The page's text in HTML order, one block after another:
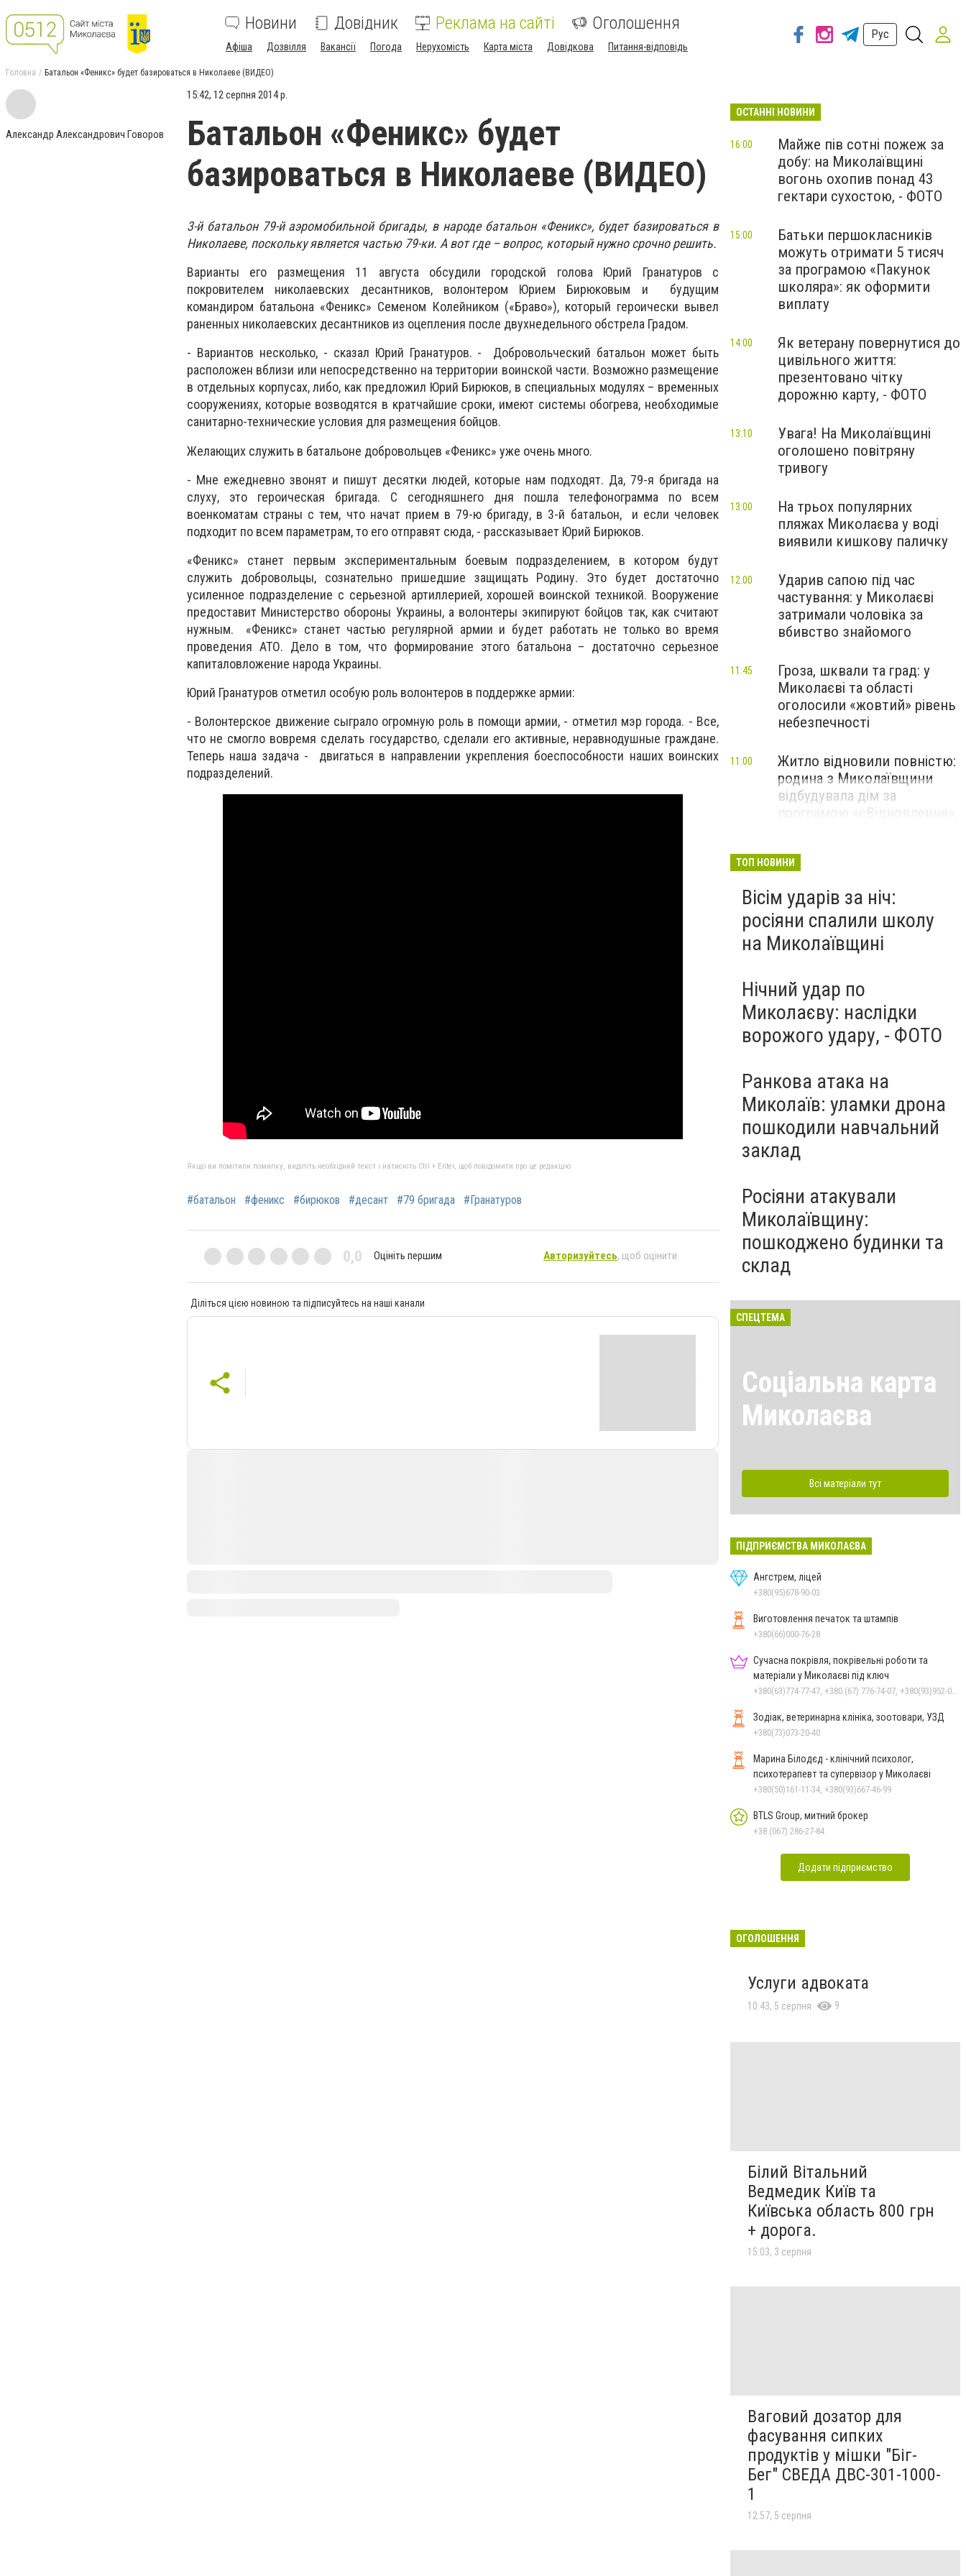
Новини Довідник Реклама на сайті Оголошення
Афіша Дозвілля Вакансії Погода Нерухомість Карта міста Довідкова Питання-відповідь
Рус
Головна Батальон «Феникс» будет базироваться в Николаеве (ВИДЕО)
Александр Александрович Говоров
15:42, 12 серпня 2014 р.
Батальон «Феникс» будет
базироваться в Николаеве (ВИДЕО)
3-й батальон 79-й аэромобильной бригады, в народе батальон «Феникс», будет базироваться в
Николаеве, поскольку является частью 79-ки. А вот где – вопрос, который нужно срочно решить.
Варианты его размещения 11 августа обсудили городской голова Юрий Гранатуров с
покровителем николаевских десантников, волонтером Юрием Бирюковым и будущим
командиром батальона «Феникс» Семеном Колейником («Браво»), который героически вывел
раненных николаевских десантников из оцепления после двухнедельного обстрела Градом.
- Вариантов несколько, - сказал Юрий Гранатуров. - Добровольческий батальон может быть
расположен вблизи или непосредственно на территории воинской части. Возможно размещение
в отдельных корпусах, либо, как предложил Юрий Бирюков, в специальных модулях – временных
сооружениях, которые возводятся в кратчайшие сроки, имеют системы обогрева, необходимые
санитарно-технические условия для размещения бойцов.
Желающих служить в батальоне добровольцев «Феникс» уже очень много.
- Мне ежедневно звонят и пишут десятки людей, которые нам подходят. Да, 79-я бригада на
слуху, это героическая бригада. С сегодняшнего дня пошла телефонограмма по всем
военкоматам страны с тем, что начат прием в 79-ю бригаду, в 3-й батальон, и если человек
подходит по всем параметрам, то его отправят сюда, - рассказывает Юрий Бирюков.
«Феникс» станет первым экспериментальным боевым подразделением, в котором будут
служить добровольцы, сознательно пришедшие защищать Родину. Это будет достаточно
усиленное подразделение с серьезной артиллерией, хорошей воинской техникой. Вооружение
предоставит Министерство обороны Украины, а волонтеры экипируют бойцов так, как считают
нужным. «Феникс» станет частью регулярной армии и будет работать не только во время
проведения АТО. Дело в том, что формирование этого батальона – достаточно серьезное
капиталовложение народа Украины.
Юрий Гранатуров отметил особую роль волонтеров в поддержке армии:
- Волонтерское движение сыграло огромную роль в помощи армии, - отметил мэр города. - Все,
что не смогло вовремя сделать государство, сделали его активные, неравнодушные граждане.
Теперь наша задача - двигаться в направлении укрепления боеспособности наших воинских
подразделений.
Якщо ви помітили помилку, виділіть необхідний текст і натисніть Ctrl + Enter, щоб повідомити про це редакцію
#батальон #феникс #бирюков #десант #79 бригада #Гранатуров
0,0 Оцініть першим Авторизуйтесь, щоб оцінити
Діліться цією новиною та підписуйтесь на наші канали
ОСТАННІ НОВИНИ
Майже пів сотні пожеж за
добу: на Миколаївщині
вогонь охопив понад 43
гектари сухостою, - ФОТО
16:00
Батьки першокласників
можуть отримати 5 тисяч
за програмою «Пакунок
школяра»: як оформити
виплату
15:00
Як ветерану повернутися до
цивільного життя:
презентовано чітку
дорожню карту, - ФОТО
14:00
Увага! На Миколаївщині
оголошено повітряну
тривогу
13:10
На трьох популярних
пляжах Миколаєва у воді
виявили кишкову паличку
13:00
Ударив сапою під час
частування: у Миколаєві
затримали чоловіка за
вбивство знайомого
12:00
Гроза, шквали та град: у
Миколаєві та області
оголосили «жовтий» рівень
небезпечності
11:45
Житло відновили повністю:
родина з Миколаївщини
відбудувала дім за
програмою «єВідновлення»,
11:00
ТОП НОВИНИ
Вісім ударів за ніч:
росіяни спалили школу
на Миколаївщині
Нічний удар по
Миколаєву: наслідки
ворожого удару, - ФОТО
Ранкова атака на
Миколаїв: уламки дрона
пошкодили навчальний
заклад
Росіяни атакували
Миколаївщину:
пошкоджено будинки та
склад
СПЕЦТЕМА
Соціальна карта
Миколаєва
Всі матеріали тут
ПІДПРИЄМСТВА МИКОЛАЄВА
Ангстрем, ліцей
+380(95)678-90-03
Виготовлення печаток та штампів
+380(66)000-76-28
Сучасна покрівля, покрівельні роботи та
матеріали у Миколаєві під ключ
Зодіак, ветеринарна клініка, зоотовари, УЗД
+380(73)073-20-40
Марина Білодєд - клінічний психолог,
психотерапевт та супервізор у Миколаєві
+380(50)161-11-34, +380(93)667-46-99
BTLS Group, митний брокер
+38 (067) 286-27-84
Додати підприємство
ОГОЛОШЕННЯ
Услуги адвоката
10:43, 5 серпня 9
Білий Вітальний
Ведмедик Київ та
Київська область 800 грн
+ дорога.
15:03, 3 серпня
Ваговий дозатор для
фасування сипких
продуктів у мішки "Біг-
Бег" СВЕДА ДВС-301-1000-
1
12:57, 5 серпня